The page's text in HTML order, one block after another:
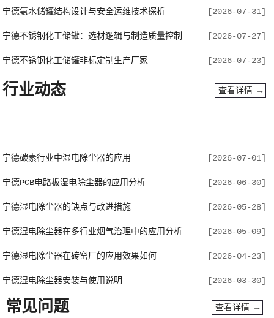
宁德氨水储罐结构设计与安全运维技术探析 [2026-07-31]
宁德不锈钢化工储罐：选材逻辑与制造质量控制 [2026-07-27]
宁德不锈钢化工储罐非标定制生产厂家 [2026-07-23]
查看详情 →
行业动态
宁德碳素行业中湿电除尘器的应用 [2026-07-01]
宁德PCB电路板湿电除尘器的应用分析 [2026-06-30]
宁德湿电除尘器的缺点与改进措施 [2026-05-28]
宁德湿电除尘器在多行业烟气治理中的应用分析 [2026-05-09]
宁德湿电除尘器在砖窑厂的应用效果如何 [2026-04-23]
宁德湿电除尘器安装与使用说明 [2026-03-30]
查看详情 →
常见问题